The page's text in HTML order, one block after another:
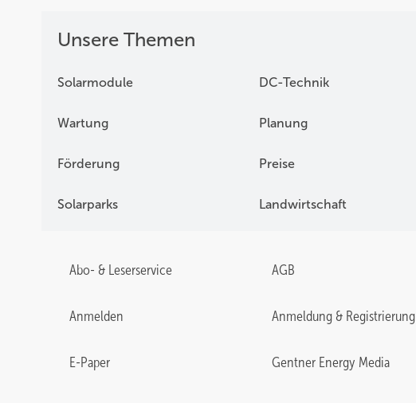
Unsere Themen
Solarmodule DC-Technik
Wartung Planung
Förderung Preise
Solarparks Landwirtschaft
Abo- & Leserservice AGB
Anmelden Anmeldung & Registrierung
E-Paper Gentner Energy Media